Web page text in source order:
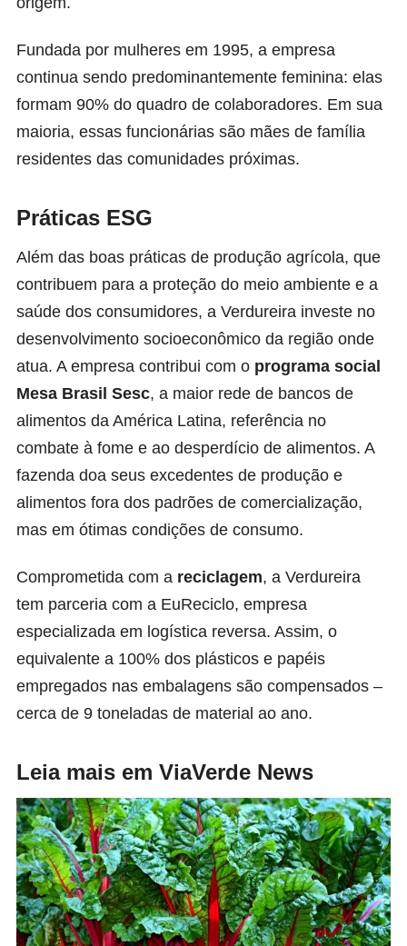
Fundada por mulheres em 1995, a empresa
continua sendo predominantemente feminina: elas
formam 90% do quadro de colaboradores. Em sua
maioria, essas funcionárias são mães de família
residentes das comunidades próximas.
Práticas ESG
Além das boas práticas de produção agrícola, que
contribuem para a proteção do meio ambiente e a
saúde dos consumidores, a Verdureira investe no
desenvolvimento socioeconômico da região onde
atua. A empresa contribui com o programa social
Mesa Brasil Sesc, a maior rede de bancos de
alimentos da América Latina, referência no
combate à fome e ao desperdício de alimentos. A
fazenda doa seus excedentes de produção e
alimentos fora dos padrões de comercialização,
mas em ótimas condições de consumo.
Comprometida com a reciclagem, a Verdureira
tem parceria com a EuReciclo, empresa
especializada em logística reversa. Assim, o
equivalente a 100% dos plásticos e papéis
empregados nas embalagens são compensados –
cerca de 9 toneladas de material ao ano.
Leia mais em ViaVerde News